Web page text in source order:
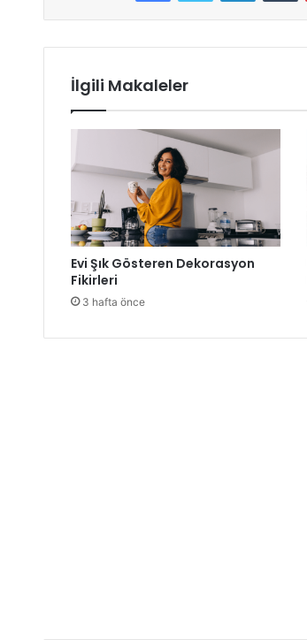
İlgili Makaleler
Evi Şık Gösteren Dekorasyon
Fikirleri
3 hafta önce